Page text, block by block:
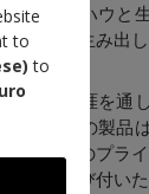
のノウハウと
結果を生み出し
ンは生涯を通
す。弊社の製品
る伝統のプラ
代性に結び付い
to
to